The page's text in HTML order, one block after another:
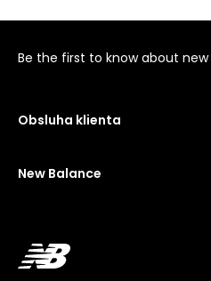
Be the first to know about new
Obsluha klienta
New Balance